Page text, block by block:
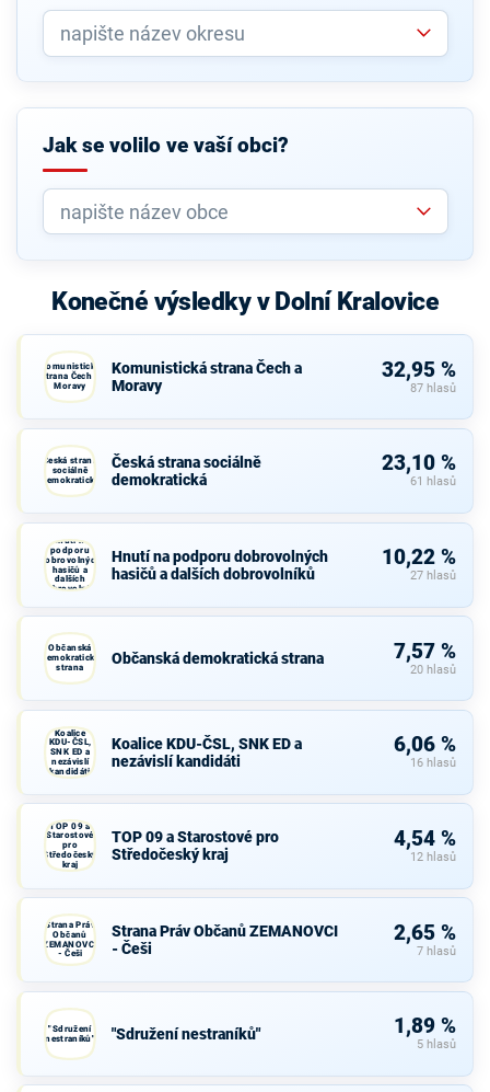
Jak se volilo ve vaší obci?
Konečné výsledky v Dolní Kralovice
Komunistická
strana Čech a
Moravy
Komunistická strana Čech a
Moravy
32,95 %
87 hlasů
Česká strana
sociálně
demokratická
Česká strana sociálně
demokratická
23,10 %
61 hlasů
Hnutí na
podporu
dobrovolných
hasičů a
dalších
dobrovolníků
Hnutí na podporu dobrovolných
hasičů a dalších dobrovolníků
10,22 %
27 hlasů
Občanská
demokratická
strana
Občanská demokratická strana 7,57 %
20 hlasů
Koalice
KDU-ČSL,
SNK ED a
nezávislí
kandidáti
Koalice KDU-ČSL, SNK ED a
nezávislí kandidáti
6,06 %
16 hlasů
TOP 09 a
Starostové
pro
Středočeský
kraj
TOP 09 a Starostové pro
Středočeský kraj
4,54 %
12 hlasů
Strana Práv
Občanů
ZEMANOVCI
- Češi
Strana Práv Občanů ZEMANOVCI
- Češi
2,65 %
7 hlasů
"Sdružení
nestraníků"
"Sdružení nestraníků" 1,89 %
5 hlasů